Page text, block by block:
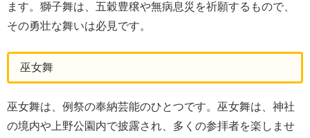
ます。獅子舞は、五穀豊穣や無病息災を祈願するもので、
その勇壮な舞いは必見です。
巫女舞
巫女舞は、例祭の奉納芸能のひとつです。巫女舞は、神社
の境内や上野公園内で披露され、多くの参拝者を楽しませ